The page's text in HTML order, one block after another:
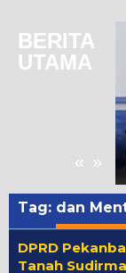
BERITA
UTAMA
« »
Tag: dan
DPRD
Tanah